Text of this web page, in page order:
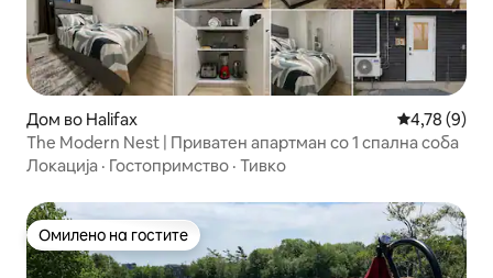
Дом во Halifax Просечна
4,78 (9)
The Modern Nest | Приватен апартман со 1 спална соба
Локација · Гостопримство · Тивко
Омилено на гостите
Омилено на гостите